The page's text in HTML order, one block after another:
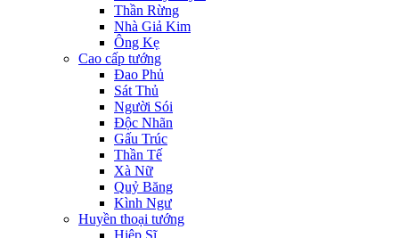
Thần Rừng
Nhà Giả Kim
Ông Kẹ
Cao cấp tướng
Đao Phủ
Sát Thủ
Người Sói
Độc Nhãn
Gấu Trúc
Thần Tế
Xà Nữ
Quỷ Băng
Kình Ngư
Huyền thoại tướng